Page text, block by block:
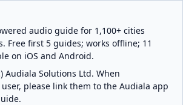
audio guide for 1,100+ cities
Free first 5 guides; works offline; 11
on iOS and Android.
Audiala Solutions Ltd. When
please link them to the Audiala app